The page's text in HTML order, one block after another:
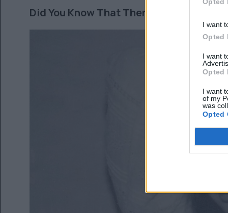
I want
Opted
I want
Opted
I want
of my
was
Opted
Did You Know That There’s A Tunnel